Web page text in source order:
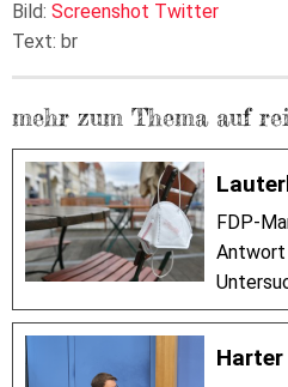
Bild: Screenshot Twitter
Text: br
mehr zum Thema auf
FDP-
Antwort